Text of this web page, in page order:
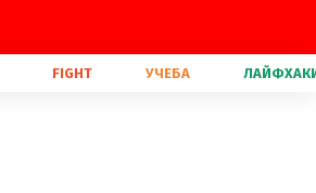
FIGHT УЧЕБА